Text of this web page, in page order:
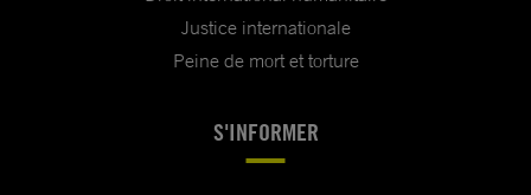
Justice internationale
Peine de mort et torture
S'INFORMER